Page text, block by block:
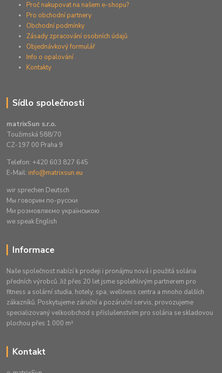
Proč nakupovat na našem e-shopu?
Pro obchodní partnery
Obchodní podmínky
Zásady zpracování osobních údajů
Objednávkový formulář
Info o opalování
Kontakty
Sídlo společnosti
matrixSun s.r.o.
Toužimská 588/70
CZ-197 00 Praha 9
Telefon: +420 603 827 645
E-Mail: info@matrixsun.eu
wir sprechen Deutsch
Mы говорим по-русски
Ми розмовляємо українською
we speak English
Informace
Naše společnost nabízí k prodeji i pronájmu nová i použitá solária
předních výrobců. Již přes 20 let jsme spolehlivým partnerem pro
fitness a solární studia, hotely, spa, wellness centra a mnoho dalších
zákazníků. Poskytujeme záruční a pozáruční servis, provozujeme
specializovaný velkoobchod s příslušenstvím pro solária se skladovou
plochou přes 1 000 m²
Kontakt